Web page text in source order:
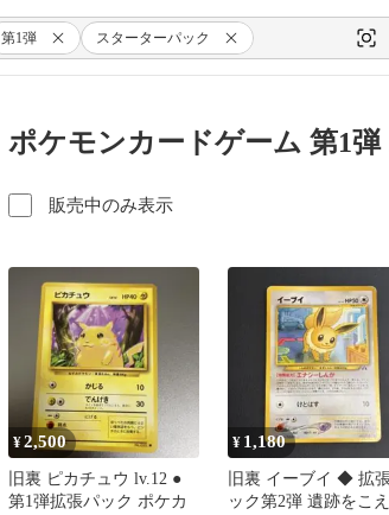
第1弾 スターターパック
ポケモンカードゲーム 第1
販売中のみ表示
¥2,500
旧裏 ピカチュウ lv.12 ●
第1弾拡張パック ポケカ
¥ 1,180
旧裏 イーブイ ◆ 拡
ック第2弾 遺跡をこえ